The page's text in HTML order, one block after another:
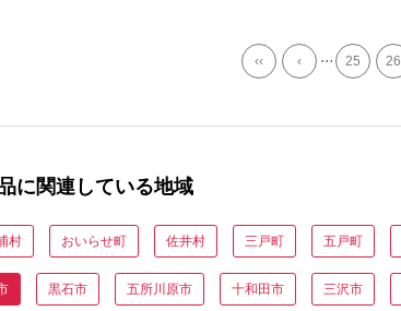
‹‹ ‹ ... 25 26
に関連している地域
村 おいらせ町 佐井村 三戸町 五戸町
黒石市 五所川原市 十和田市 三沢市